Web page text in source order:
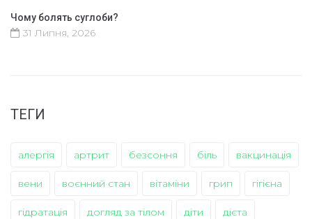
Чому болять суглоби?
31 Липня, 2026
ТЕГИ
алергія артрит безсоння біль вакцинація
вени воєнний стан вітаміни грип гігієна
гідратація догляд за тілом діти дієта